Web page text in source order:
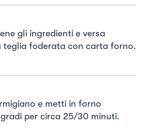
gli ingredienti e versa
teglia foderata con carta forno.
e metti in forno
per circa 25/30 minuti.